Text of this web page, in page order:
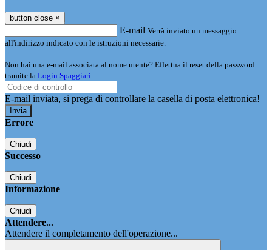
button close ×
E-mail Verrà inviato un messaggio
all'indirizzo indicato con le istruzioni necessarie.
Non hai una e-mail associata al nome utente? Effettua il reset della password
tramite la Login Spaggiari
E-mail inviata, si prega di controllare la casella di posta elettronica!
Errore
Chiudi
Successo
Chiudi
Informazione
Chiudi
Attendere...
Attendere il completamento dell'operazione...